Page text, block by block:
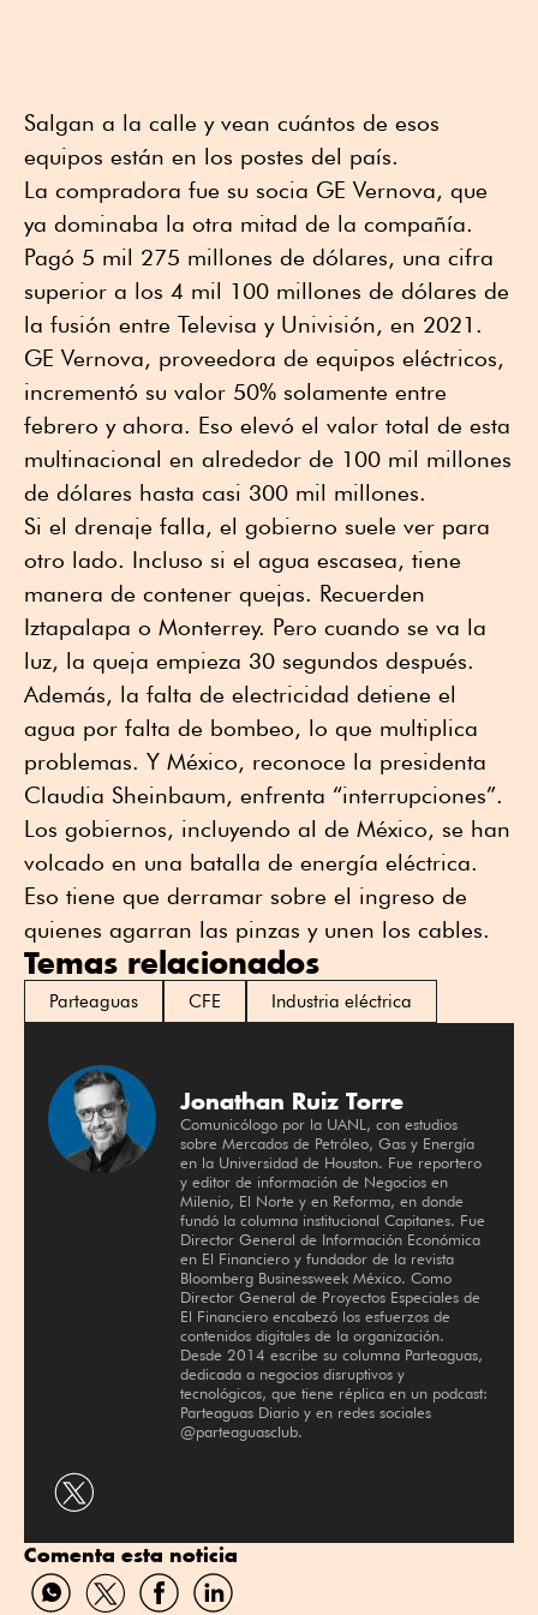
Salgan a la calle y vean cuántos de esos
equipos están en los postes del país.
La compradora fue su socia GE Vernova, que
ya dominaba la otra mitad de la compañía.
Pagó 5 mil 275 millones de dólares, una cifra
superior a los 4 mil 100 millones de dólares de
la fusión entre Televisa y Univisión, en 2021.
GE Vernova, proveedora de equipos eléctricos,
incrementó su valor 50% solamente entre
febrero y ahora. Eso elevó el valor total de esta
multinacional en alrededor de 100 mil millones
de dólares hasta casi 300 mil millones.
Si el drenaje falla, el gobierno suele ver para
otro lado. Incluso si el agua escasea, tiene
manera de contener quejas. Recuerden
Iztapalapa o Monterrey. Pero cuando se va la
luz, la queja empieza 30 segundos después.
Además, la falta de electricidad detiene el
agua por falta de bombeo, lo que multiplica
problemas. Y México, reconoce la presidenta
Claudia Sheinbaum, enfrenta “interrupciones”.
Los gobiernos, incluyendo al de México, se han
volcado en una batalla de energía eléctrica.
Eso tiene que derramar sobre el ingreso de
quienes agarran las pinzas y unen los cables.
Temas relacionados
Parteaguas CFE Industria eléctrica
Jonathan Ruiz Torre
Comunicólogo por la UANL, con estudios
sobre Mercados de Petróleo, Gas y Energía
en la Universidad de Houston. Fue reportero
y editor de información de Negocios en
Milenio, El Norte y en Reforma, en donde
fundó la columna institucional Capitanes. Fue
Director General de Información Económica
en El Financiero y fundador de la revista
Bloomberg Businessweek México. Como
Director General de Proyectos Especiales de
El Financiero encabezó los esfuerzos de
contenidos digitales de la organización.
Desde 2014 escribe su columna Parteaguas,
dedicada a negocios disruptivos y
tecnológicos, que tiene réplica en un podcast:
Parteaguas Diario y en redes sociales
@parteaguasclub.
Compartir
Twitter
Comenta esta noticia
CompartirCompartirCompartirCompartir